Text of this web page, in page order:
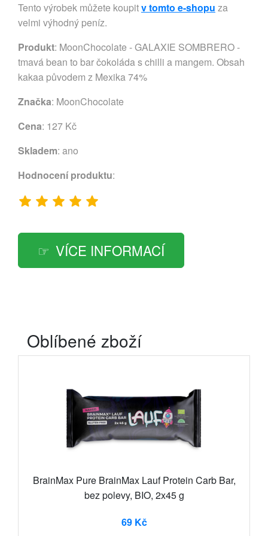
Tento výrobek můžete koupitv tomto e-shopu za
velmi výhodný peníz.
Produkt: MoonChocolate - GALAXIE SOMBRERO -
tmavá bean to bar čokoláda s chilli a mangem. Obsah
kakaa původem z Mexika 74%
Značka: MoonChocolate
Cena: 127 Kč
Skladem: ano
Hodnocení produktu:
VÍCE INFORMACÍ
Oblíbené zboží
BrainMax Pure BrainMax Lauf Protein Carb Bar,
bez polevy, BIO, 2x45 g
69 Kč